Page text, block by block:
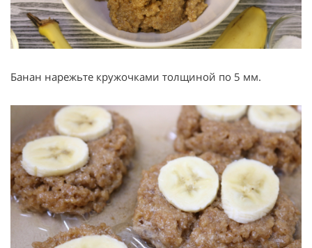
Банан нарежьте кружочками толщиной по 5 мм.